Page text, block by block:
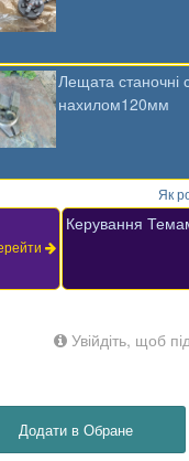
Лещата станочні
нахилом120мм
Як
Керування
Увійдіть, щоб
Додати в Обране